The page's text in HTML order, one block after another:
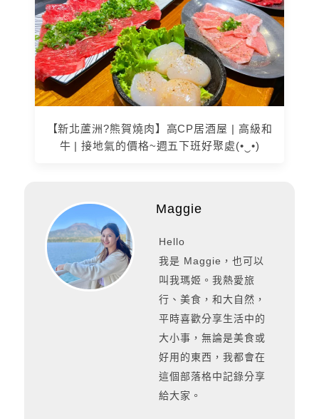
【新北蘆洲?熊賀燒肉】高CP居酒屋 | 高級和
牛 | 接地氣的價格~週五下班好聚處(•‿•)
Maggie
Hello
我是 Maggie，也可以
叫我瑪姬。我熱愛旅
行、美食，和大自然，
平時喜歡分享生活中的
大小事，無論是美食或
好用的東西，我都會在
這個部落格中記錄分享
給大家。